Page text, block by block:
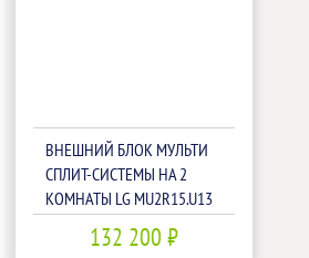
ВНЕШНИЙ БЛОК МУЛЬТИ
СПЛИТ-СИСТЕМЫ НА 2
КОМНАТЫ LG MU2R15.U13
132 200 ₽